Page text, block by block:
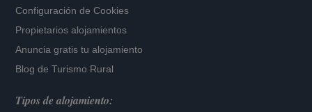
Configuración de Cookies
Propietarios alojamientos
Anuncia gratis tu alojamiento
Blog de Turismo Rural
Tipos de alojamiento: